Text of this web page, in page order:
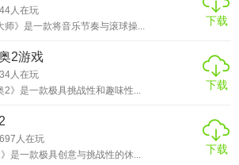
人在玩
师》是一款将音乐节奏与滚球操...
下载
2游戏
人在玩
2》是一款极具挑战性和趣味性...
下载
697 人在玩
》是一款极具创意与挑战性的休...
下载